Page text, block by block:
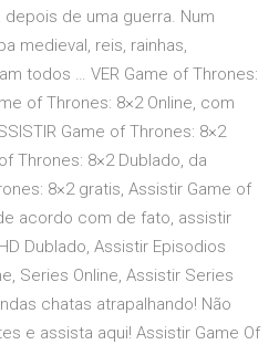
de uma guerra. Num
medieval, reis, rainhas,
todos … VER Game of Thrones:
of Thrones: 8×2 Online, com
Game of Thrones: 8×2
Thrones: 8×2 Dublado, da
8×2 gratis, Assistir Game of
acordo com de fato, assistir
Dublado, Assistir Episodios
Series Online, Assistir Series
chatas atrapalhando! Não
e assista aqui! Assistir Game Of